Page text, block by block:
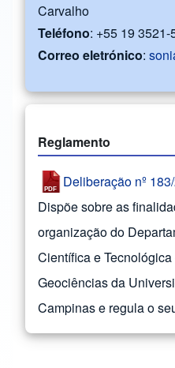
Carvalho
Teléfono: +55 19 3521-
Correo eletrónico:
Reglamento
Deliberação nº
Dispõe sobre as
organização do
Científica e
Geociências da
Campinas e regula o